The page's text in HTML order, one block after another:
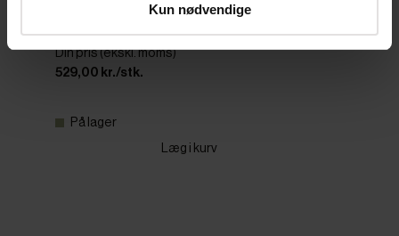
Kun nødvendige
Din pris (ekskl. moms)
529,00 kr./stk.
På lager
Læg i kurv